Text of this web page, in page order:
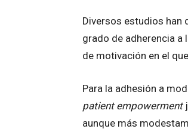
Diversos estudios han
grado de adherencia a
de motivación en el
Para la adhesión a
patient empowerment
aunque más